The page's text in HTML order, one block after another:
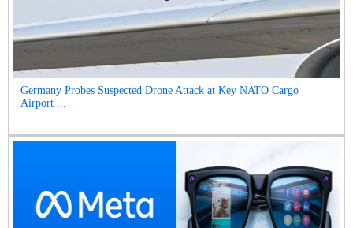
Germany Probes Suspected Drone Attack at Key NATO Cargo
Airport ...